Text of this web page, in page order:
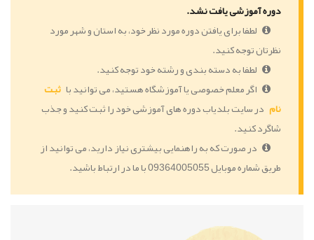
دوره آموزشی یافت نشد.
لطفا برای یافتن دوره مورد نظر خود، به استان و شهر مورد
نظرتان توجه کنید.
لطفا به دسته بندی و رشته خود توجه کنید.
اگر معلم خصوصی یا آموزشگاه هستید، می توانید با ثبت
نام در سایت بلدیاب دوره های آموزشی خود را ثبت کنید و جذب
شاگرد کنید.
در صورت که به راهنمایی بیشتری نیاز دارید، می توانید از
طریق شماره موبایل 09364005055 با ما در ارتباط باشید.